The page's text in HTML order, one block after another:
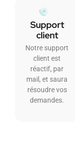
Support
client
Notre support
client est
réactif, par
mail, et saura
résoudre vos
demandes.